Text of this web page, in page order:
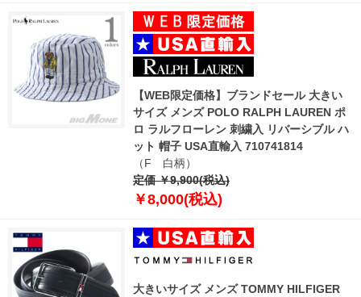
【WEB限定価格】ブランドセール 大きい
サイズ メンズ POLO RALPH LAUREN ポ
ロ ラルフローレン 刺繍入 リバーシブル ハ
ット 帽子 USA直輸入 710741814
（F 白柄）
定価 ￥9,900(税込)
￥8,000(税込)
大きいサイズ メンズ TOMMY HILFIGER